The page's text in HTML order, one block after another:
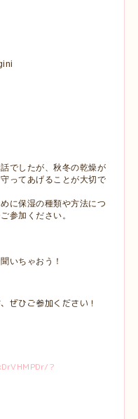
でしたが、秋冬の乾燥が
ってあげることが大切で
に保湿の種類や方法につ
参加ください。
いちゃおう！
ぜひご参加ください！
?